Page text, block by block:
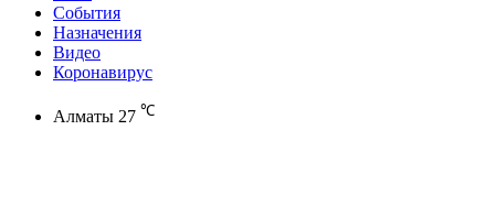
События
Назначения
Видео
Коронавирус
Алматы 27 ℃